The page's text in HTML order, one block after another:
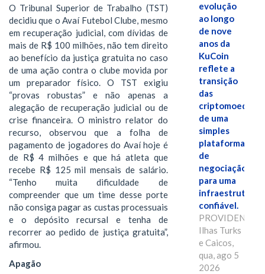
O Tribunal Superior de Trabalho (TST)
decidiu que o Avaí Futebol Clube, mesmo
em recuperação judicial, com dívidas de
mais de R$ 100 milhões, não tem direito
ao benefício da justiça gratuita no caso
de uma ação contra o clube movida por
um preparador físico. O TST exigiu
“provas robustas” e não apenas a
alegação de recuperação judicial ou de
crise financeira. O ministro relator do
recurso, observou que a folha de
pagamento de jogadores do Avaí hoje é
de R$ 4 milhões e que há atleta que
recebe R$ 125 mil mensais de salário.
“Tenho muita dificuldade de
compreender que um time desse porte
não consiga pagar as custas processuais
e o depósito recursal e tenha de
recorrer ao pedido de justiça gratuita”,
afirmou.
Apagão
evolução
ao longo
de nove
anos da
KuCoin
reflete a
transição
das
criptomoedas
de uma
simples
plataforma
de
negociação
para uma
infraestrutura
confiável.
Ilhas Turks
e Caicos,
qua, ago 5
2026